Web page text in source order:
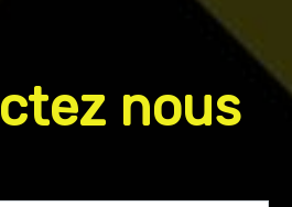
nous